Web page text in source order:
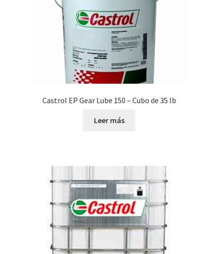
Castrol EP Gear Lube 150 – Cubo de 35 lb
Leer más